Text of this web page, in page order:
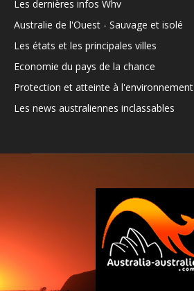
Les dernières infos Whv
Australie de l'Ouest - Sauvage et isolé
Les états et les principales villes
Economie du pays de la chance
Protection et atteinte à l'environnement
Les news australiennes inclassables